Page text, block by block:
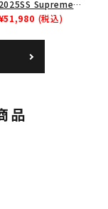
2025SS Supreme
ムグッドイナフ ナイキ
アフォース１スニー
(税込)
品